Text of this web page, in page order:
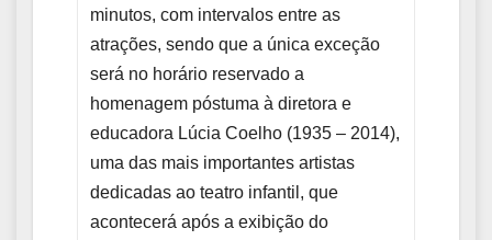
minutos, com intervalos entre as
atrações, sendo que a única exceção
será no horário reservado a
homenagem póstuma à diretora e
educadora Lúcia Coelho (1935 – 2014),
uma das mais importantes artistas
dedicadas ao teatro infantil, que
acontecerá após a exibição do